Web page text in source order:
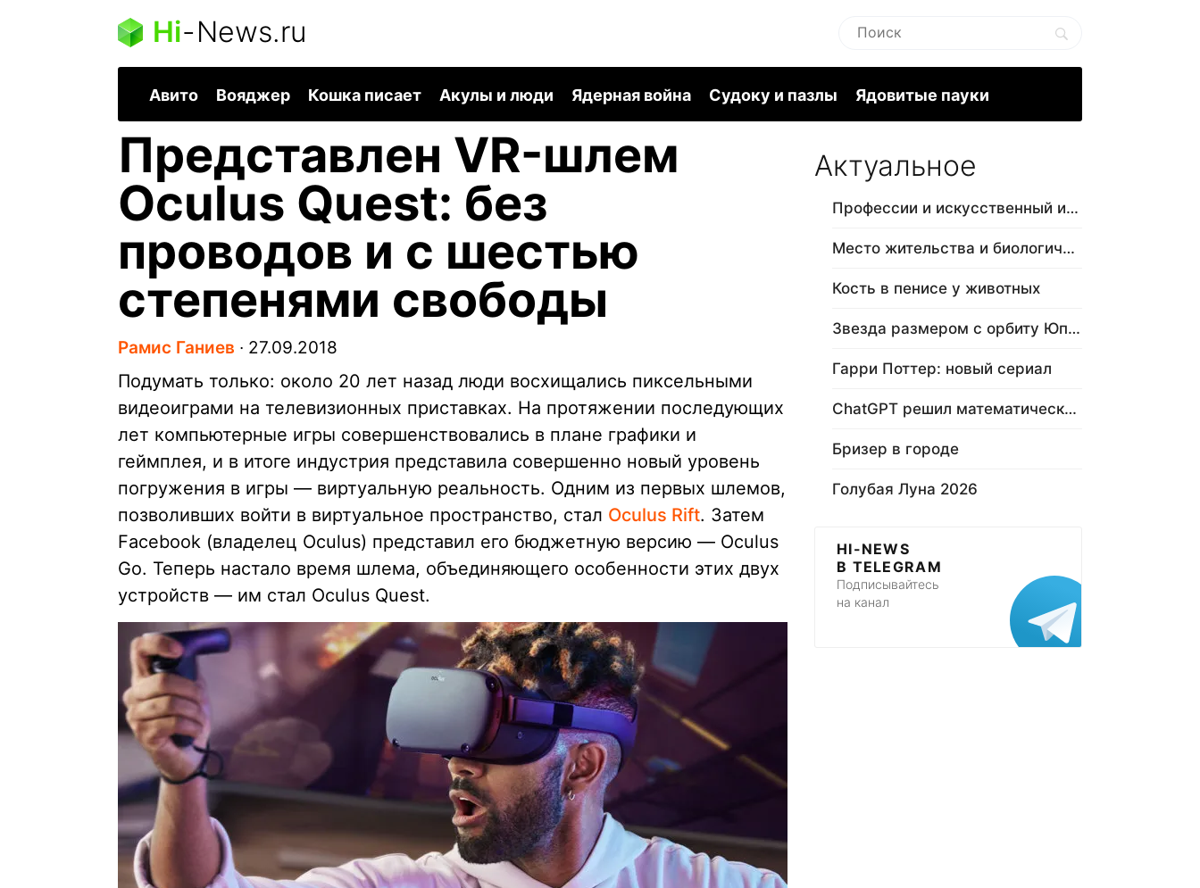
Hi-News.ru
Авито Вояджер Кошка писает Акулы и люди Ядерная война Судоку и пазлы Ядовитые пауки
Представлен VR-шлем
Oculus Quest: без
проводов и с шестью
степенями свободы
Рамис Ганиев ∙ 27.09.2018
Подумать только: около 20 лет назад люди восхищались пиксельными
видеоиграми на телевизионных приставках. На протяжении последующих
лет компьютерные игры совершенствовались в плане графики и
геймплея, и в итоге индустрия представила совершенно новый уровень
погружения в игры — виртуальную реальность. Одним из первых шлемов,
позволивших войти в виртуальное пространство, стал Oculus Rift. Затем
Facebook (владелец Oculus) представил его бюджетную версию — Oculus
Go. Теперь настало время шлема, объединяющего особенности этих двух
устройств — им стал Oculus Quest.
Актуальное
Профессии и искусственный интеллект
Место жительства и биологический в…
Кость в пенисе у животных
Звезда размером с орбиту Юпитера
Гарри Поттер: новый сериал
ChatGPT решил математическую задачу
Бризер в городе
Голубая Луна 2026
HI-NEWS
В TELEGRAM
Подписывайтесь
на канал